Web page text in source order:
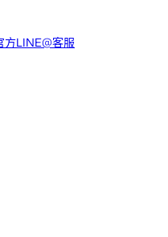
方LINE@客服